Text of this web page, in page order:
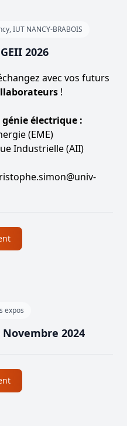
IUT NANCY-BRABOIS
2026
avec vos futurs
!
électrique :
(EME)
Industrielle (AII)
expos
2024